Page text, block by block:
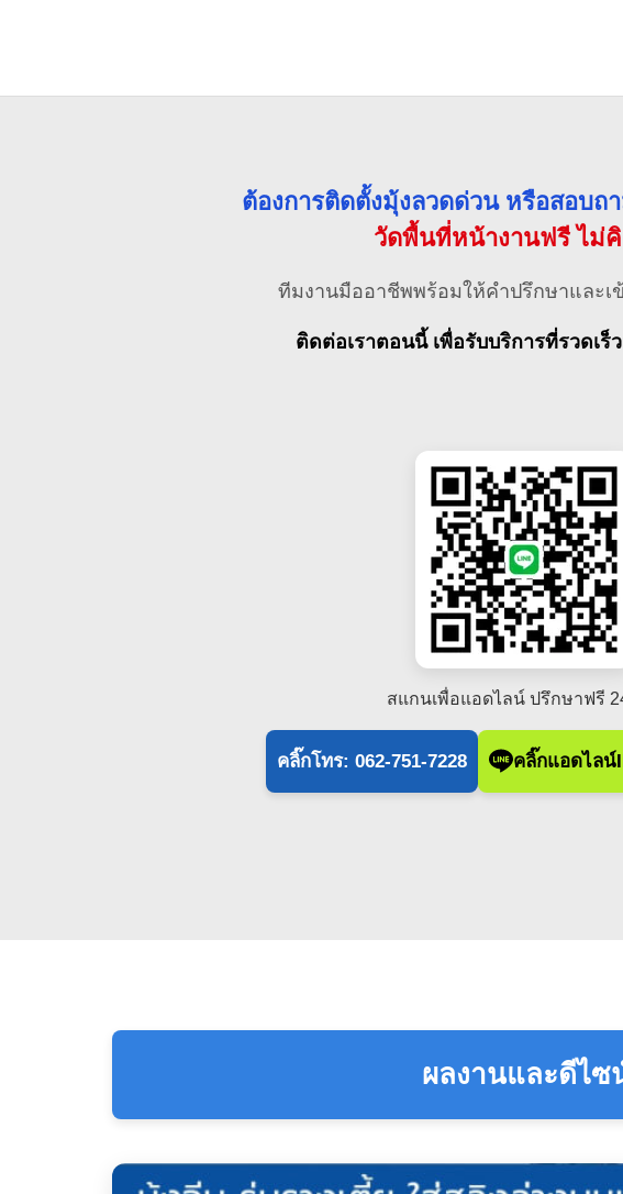
ต้องการติดตั้งมุ้งลวดด่วน หรือสอบถ
วัดพื้นที่หน้างานฟรี ไม่คิ
ทีมงานมืออาชีพพร้อมให้คำปรึกษาและเ
ติดต่อเราตอนนี้ เพื่อรับบริการที่รวดเ
สแกนเพื่อแอดไลน์ ปรึกษาฟรี
คลิ๊กโทร: 062-751-7228 คลิ๊กแอดไลน์
ผลงานและดีไซ